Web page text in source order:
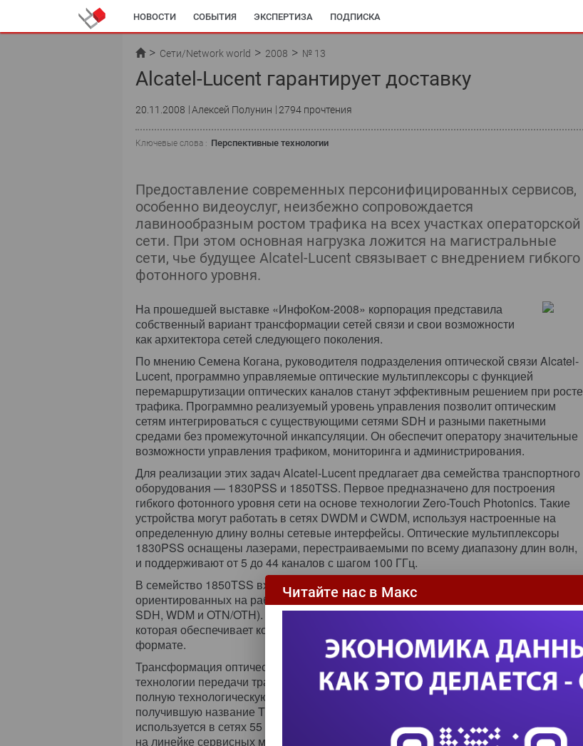
НОВОСТИ СОБЫТИЯ ЭКСПЕРТИЗА ПОДПИСКА
Сети/Network world 2008 № 13
Alcatel-Lucent гарантирует доставку
20.11.2008 Алексей Полунин 2794 прочтения
Ключевые слова : Перспективные технологии
Предоставление современных персонифицированных сервисов,
особенно видеоуслуг, неизбежно сопровождается
лавинообразным ростом трафика на всех участках операторской
сети. При этом основная нагрузка ложится на магистральные
сети, чье будущее Alcatel-Lucent связывает с внедрением гибкого
фотонного уровня.
На прошедшей выставке «ИнфоКом-2008» корпорация представила
собственный вариант трансформации сетей связи и свои возможности
как архитектора сетей следующего поколения.
По мнению Семена Когана, руководителя подразделения оптической связи Alcatel-
Lucent, программно управляемые оптические мультиплексоры с функцией
перемаршрутизации оптических каналов станут эффективным решением при росте
трафика. Программно реализуемый уровень управления позволит оптическим
сетям интегрироваться с существующими сетями SDH и разными пакетными
средами без промежуточной инкапсуляции. Он обеспечит оператору значительные
возможности управления трафиком, мониторинга и администрирования.
Для реализации этих задач Alcatel-Lucent предлагает два семейства транспортного
оборудования — 1830PSS и 1850TSS. Первое предназначено для построения
гибкого фотонного уровня сети на основе технологии Zero-Touch Photonics. Такие
устройства могут работать в сетях DWDM и CWDM, используя настроенные на
определенную длину волны сетевые интерфейсы. Оптические мультиплексоры
1830PSS оснащены лазерами, перестраиваемыми по всему диапазону длин волн,
и поддерживают от 5 до 44 каналов с шагом 100 ГГц.
В семейство 1850TSS входят семь моделей универсальных коммутаторов,
ориентированных на работу с разным трафиком (Carrier Ethernet, T-MPLS/MPLS-TP,
SDH, WDM и OTN/OTH). В них применяется оригинальная матрица Alcatel-Lucent,
которая обеспечивает коммутацию канального и пакетного трафика в исходном
формате.
Трансформация оптических сетей позволит широко использовать современные
технологии передачи трафика до абонента. В частности, компания предлагает
полную технологическую архитектуру для доставки услуг Triple Play поверх сетей IP,
получившую название TPSDA (Triple Play Services Delivery Architecture). Она уже
используется в сетях 55 операторов по всему миру. Данная архитектура базируется
на линейке сервисных маршрутизаторов 7750 SR и 7450 ESS, системе управления
Читайте нас в Макс